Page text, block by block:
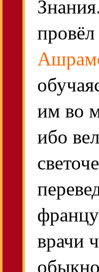
им во
ибо
врачи